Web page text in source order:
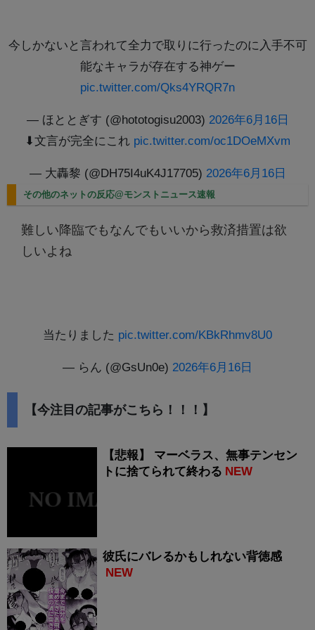
今しかないと言われて全力で取りに行ったのに入手不可
能なキャラが存在する神ゲー
pic.twitter.com/Qks4YRQR7n
— ほととぎす (@hototogisu2003) 2026年6月16日
⬇文言が完全にこれ pic.twitter.com/oc1DOeMXvm
— 大轟黎 (@DH75I4uK4J17705) 2026年6月16日
その他のネットの反応@モンストニュース速報
難しい降臨でもなんでもいいから救済措置は欲
しいよね
当たりました pic.twitter.com/KBkRhmv8U0
— らん (@GsUn0e) 2026年6月16日
【今注目の記事がこちら！！！】
【悲報】 マーベラス、無事テンセン
トに捨てられて終わる NEW
彼氏にバレるかもしれない背徳感
NEW